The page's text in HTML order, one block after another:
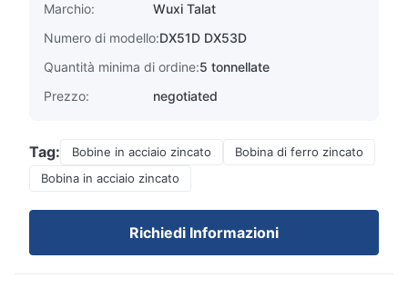
Marchio:
Wuxi Talat
Numero di modello:DX51D DX53D
Quantità minima di ordine:5 tonnellate
Prezzo:
negotiated
Tag: Bobine in acciaio zincato
Bobina di ferro zincato
Bobina in acciaio zincato
Richiedi Informazioni